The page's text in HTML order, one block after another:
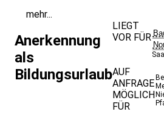
mehr...
Anerkennung
als
Bildungsurlaub
LIEGT
VOR FÜR
AUF
ANFRAGE
MÖGLICH
FÜR